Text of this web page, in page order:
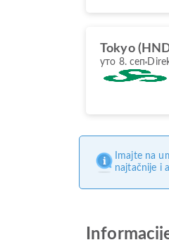
Tokyo
уто 8. сеп
Imajte na
najtačnije i